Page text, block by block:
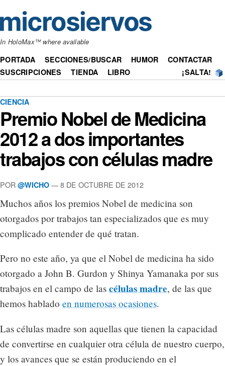
In HoloMax™ where available
PORTADA SECCIONES/BUSCAR HUMOR
CONTACTAR
SUSCRIPCIONES
TIENDA LIBRO ¡SALTA!
CIENCIA
Premio Nobel de Medicina
2012 a dos importantes
trabajos con células madre
POR @WICHO — 8 DE OCTUBRE DE 2012
Muchos años los premios Nobel de medicina son
otorgados por trabajos tan especializados que es muy
complicado entender de qué tratan.
Pero no este año, ya que el Nobel de medicina ha sido
otorgado a John B. Gurdon y Shinya Yamanaka por sus
trabajos en el campo de las células madre, de las que
hemos hablado en numerosas ocasiones.
Las células madre son aquellas que tienen la capacidad
de convertirse en cualquier otra célula de nuestro cuerpo,
y los avances que se están produciendo en el